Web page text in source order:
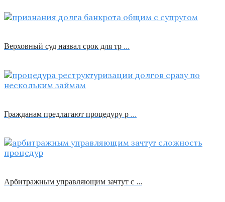
Верховный суд назвал срок для тр …
Гражданам предлагают процедуру р …
Арбитражным управляющим зачтут с …